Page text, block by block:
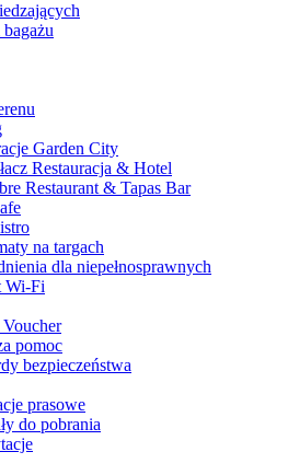
Garden City
Restauracja & Hotel
Restaurant & Tapas Bar
na targach
dla niepełnosprawnych
Wi-Fi
pomoc
bezpieczeństwa
prasowe
do pobrania